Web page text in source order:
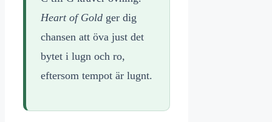
Heart of Gold ger dig
chansen att öva just det
bytet i lugn och ro,
eftersom tempot är lugnt.